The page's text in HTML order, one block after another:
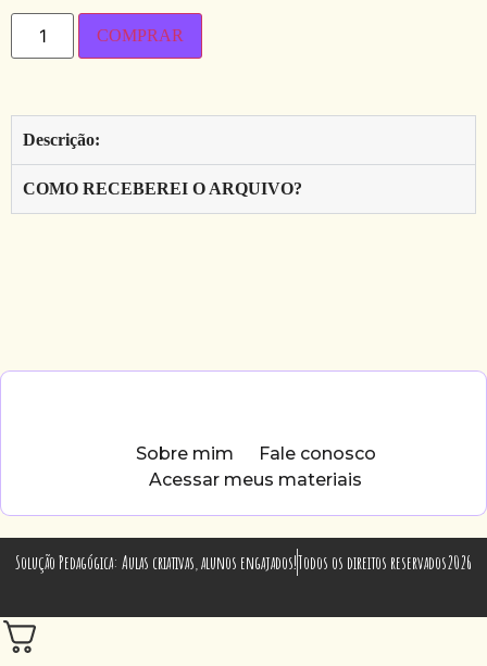
COMPRAR
Descrição:
COMO RECEBEREI O ARQUIVO?
Sobre mim
Fale conosco
Acessar meus materiais
Solução Pedagógica: Aulas criativas, alunos engajados!Todos os direitos reservados2026